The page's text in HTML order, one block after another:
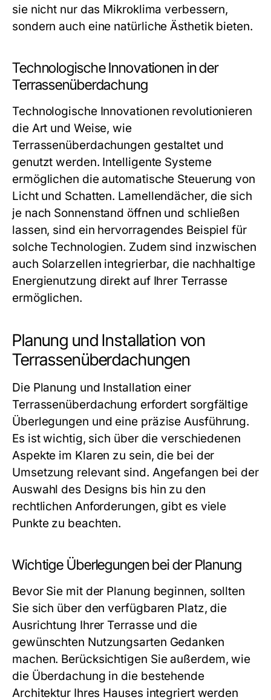
sie nicht nur das Mikroklima verbessern,
sondern auch eine natürliche Ästhetik bieten.
Technologische Innovationen in der
Terrassenüberdachung
Technologische Innovationen revolutionieren
die Art und Weise, wie
Terrassenüberdachungen gestaltet und
genutzt werden. Intelligente Systeme
ermöglichen die automatische Steuerung von
Licht und Schatten. Lamellendächer, die sich
je nach Sonnenstand öffnen und schließen
lassen, sind ein hervorragendes Beispiel für
solche Technologien. Zudem sind inzwischen
auch Solarzellen integrierbar, die nachhaltige
Energienutzung direkt auf Ihrer Terrasse
ermöglichen.
Planung und Installation von
Terrassenüberdachungen
Die Planung und Installation einer
Terrassenüberdachung erfordert sorgfältige
Überlegungen und eine präzise Ausführung.
Es ist wichtig, sich über die verschiedenen
Aspekte im Klaren zu sein, die bei der
Umsetzung relevant sind. Angefangen bei der
Auswahl des Designs bis hin zu den
rechtlichen Anforderungen, gibt es viele
Punkte zu beachten.
Wichtige Überlegungen bei der Planung
Bevor Sie mit der Planung beginnen, sollten
Sie sich über den verfügbaren Platz, die
Ausrichtung Ihrer Terrasse und die
gewünschten Nutzungsarten Gedanken
machen. Berücksichtigen Sie außerdem, wie
die Überdachung in die bestehende
Architektur Ihres Hauses integriert werden